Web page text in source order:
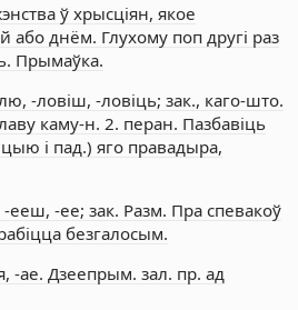
ў хрысціян, якое
або днём. Глухому поп другі раз
Прымаўка.
-ловіш, -ловіць; зак., каго-што.
каму-н. 2. перан. Пазбавіць
і пад.) яго правадыра,
ееш, -ее; зак. Разм. Пра спевакоў
безгалосым.
-ае. Дзеепрым. зал. пр. ад